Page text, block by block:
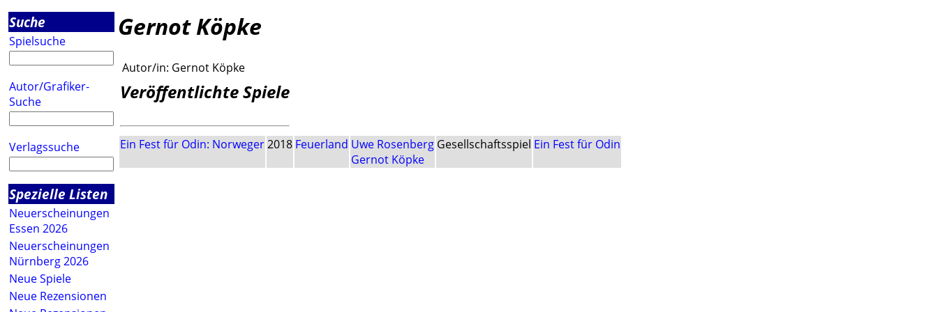
Suche
Spielsuche
Autor/Grafiker-
Suche
Verlagssuche
Spezielle Listen
Neuerscheinungen
Essen 2026
Neuerscheinungen
Nürnberg 2026
Neue Spiele
Neue Rezensionen
Gernot Köpke
Autor/in: Gernot Köpke
Veröffentlichte Spiele
Ein Fest für Odin: Norweger2018 Feuerland Uwe Rosenberg
Gernot Köpke
Gesellschaftsspiel Ein Fest für Odin